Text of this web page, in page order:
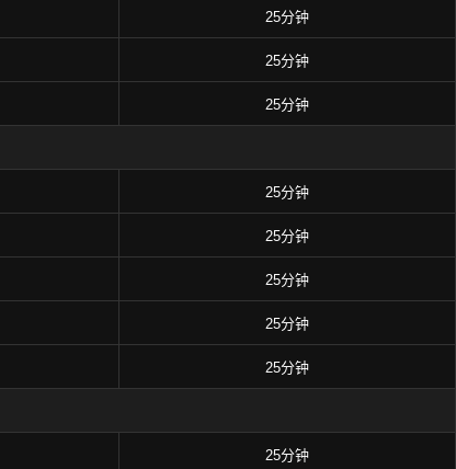
25分钟
25分钟
25分钟
25分钟
25分钟
25分钟
25分钟
25分钟
25分钟